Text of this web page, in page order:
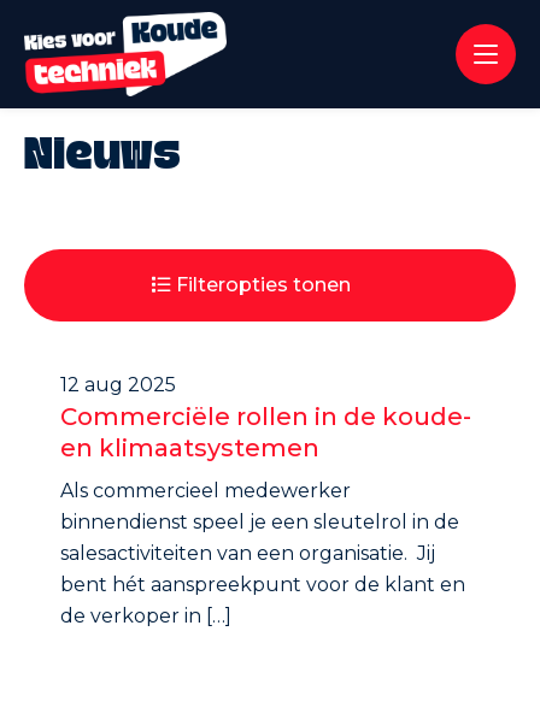
Nieuws
Filteropties tonen
12 aug 2025
Commerciële rollen in de koude-
en klimaatsystemen
Als commercieel medewerker
binnendienst speel je een sleutelrol in de
salesactiviteiten van een organisatie. Jij
bent hét aanspreekpunt voor de klant en
de verkoper in […]